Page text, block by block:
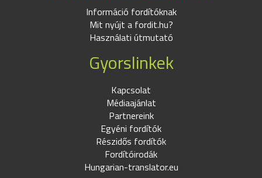
Információ fordítóknak
Mit nyújt a fordit.hu?
Használati útmutató
Gyorslinkek
Kapcsolat
Médiaajánlat
Partnereink
Egyéni fordítók
Részidős fordítók
Fordítóirodák
Hungarian-translator.eu